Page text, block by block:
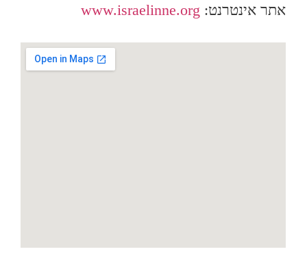
אתר אינטרנט: www.israelinne.org